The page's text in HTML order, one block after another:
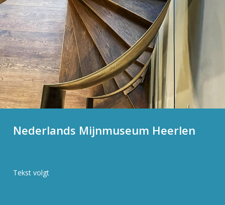
Nederlands Mijnmuseum Heerlen
Tekst volgt